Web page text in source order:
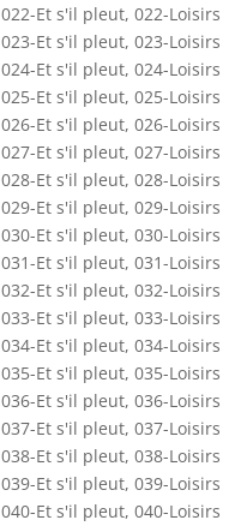
022-Et s'il pleut, 022-Loisirs
023-Et s'il pleut, 023-Loisirs
024-Et s'il pleut, 024-Loisirs
025-Et s'il pleut, 025-Loisirs
026-Et s'il pleut, 026-Loisirs
027-Et s'il pleut, 027-Loisirs
028-Et s'il pleut, 028-Loisirs
029-Et s'il pleut, 029-Loisirs
030-Et s'il pleut, 030-Loisirs
031-Et s'il pleut, 031-Loisirs
032-Et s'il pleut, 032-Loisirs
033-Et s'il pleut, 033-Loisirs
034-Et s'il pleut, 034-Loisirs
035-Et s'il pleut, 035-Loisirs
036-Et s'il pleut, 036-Loisirs
037-Et s'il pleut, 037-Loisirs
038-Et s'il pleut, 038-Loisirs
039-Et s'il pleut, 039-Loisirs
040-Et s'il pleut, 040-Loisirs